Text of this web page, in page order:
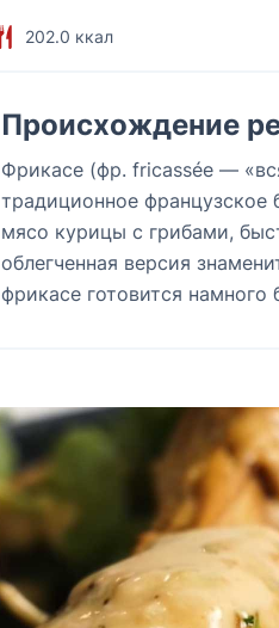
202.0 ккал
Происхождение
Фрикасе (фр. fricassée —
традиционное французское
мясо курицы с грибами,
облегченная версия
фрикасе готовится намного